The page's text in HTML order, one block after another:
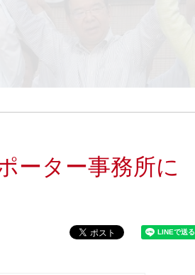
ーター事務所に